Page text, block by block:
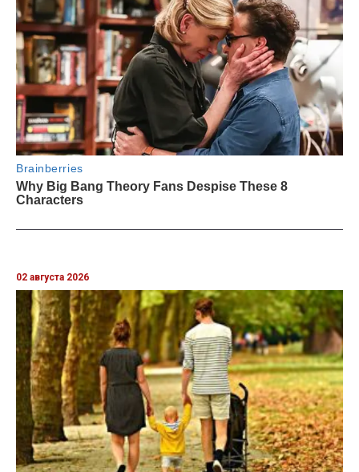
02 августа 2026